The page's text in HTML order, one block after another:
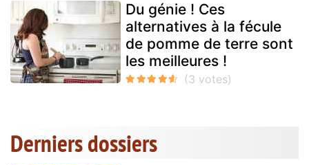
Du génie ! Ces
alternatives à la fécule
de pomme de terre sont
les meilleures !
Derniers dossiers